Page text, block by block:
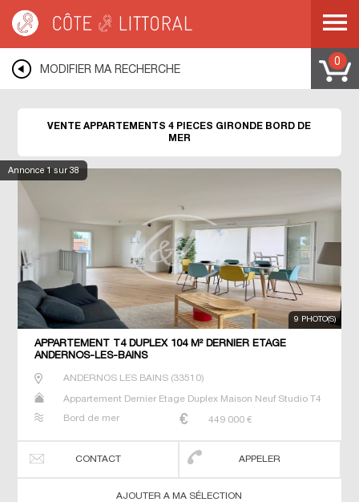
Appartements 4 pièces> COTE ATLANTIQUE
MODIFIER MA RECHERCHE
0
Annonce1sur 38
VENTE APPARTEMENTS 4 PIECES GIRONDE BORD DE
MER
9 PHOTO(S)
APPARTEMENT T4 DUPLEX 104 M² DERNIER ETAGE
ANDERNOS-LES-BAINS
ANDERNOS LES BAINS(33510)
Appartement Dernier Etage Duplex Maison Neuf Studio T4
Bord de mer 449 000 €
CONTACT APPELER
AJOUTER A MA SÉLECTION